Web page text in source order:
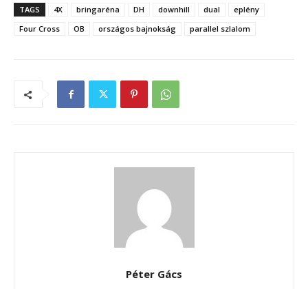
TAGS 4X bringaréna DH downhill dual
eplény
Four Cross
OB országos bajnokság parallel szlalom
Péter Gács